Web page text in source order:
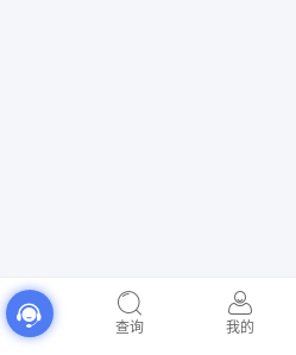
查询 我的